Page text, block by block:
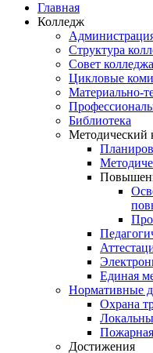
Главная
Колледж
Структура
Совет колледжа
Цикловые
Материально-
Библиотека
Методический
Единая
Нормативные
Охрана
Пожарная
Достижения